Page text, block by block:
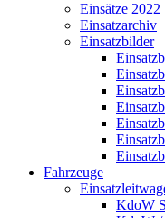
Einsätze 2022
Einsatzarchiv
Einsatzbilder
Fahrzeuge
KdoW